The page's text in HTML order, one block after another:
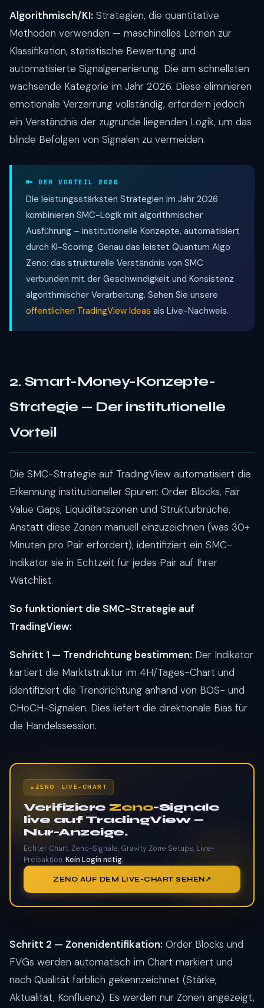
Algorithmisch/KI: Strategien, die quantitative
Methoden verwenden — maschinelles Lernen zur
Klassifikation, statistische Bewertung und
automatisierte Signalgenerierung. Die am schnellsten
wachsende Kategorie im Jahr 2026. Diese eliminieren
emotionale Verzerrung vollständig, erfordern jedoch
ein Verständnis der zugrunde liegenden Logik, um das
blinde Befolgen von Signalen zu vermeiden.
🔑 DER VORTEIL 2026
Die leistungsstärksten Strategien im Jahr 2026
kombinieren SMC-Logik mit algorithmischer
Ausführung – institutionelle Konzepte, automatisiert
durch KI-Scoring. Genau das leistet Quantum Algo
Zeno: das strukturelle Verständnis von SMC
verbunden mit der Geschwindigkeit und Konsistenz
algorithmischer Verarbeitung. Sehen Sie unsere
öffentlichen TradingView Ideas als Live-Nachweis.
2. Smart-Money-Konzepte-
Strategie — Der institutionelle
Vorteil
Die SMC-Strategie auf TradingView automatisiert die
Erkennung institutioneller Spuren: Order Blocks, Fair
Value Gaps, Liquiditätszonen und Strukturbrüche.
Anstatt diese Zonen manuell einzuzeichnen (was 30+
Minuten pro Pair erfordert), identifiziert ein SMC-
Indikator sie in Echtzeit für jedes Pair auf Ihrer
Watchlist.
So funktioniert die SMC-Strategie auf
TradingView:
Schritt 1 — Trendrichtung bestimmen: Der Indikator
kartiert die Marktstruktur im 4H/Tages-Chart und
identifiziert die Trendrichtung anhand von BOS- und
CHoCH-Signalen. Dies liefert die direktionale Bias für
die Handelssession.
ZENO · LIVE-CHART
Verifiziere Zeno-Signale
live auf TradingView —
Nur-Anzeige.
Echter Chart. Zeno-Signale, Gravity Zone Setups, Live-
Preisaktion.Kein Login nötig.
ZENO AUF DEM LIVE-CHART SEHEN
Schritt 2 — Zonenidentifikation: Order Blocks und
FVGs werden automatisch im Chart markiert und
nach Qualität farblich gekennzeichnet (Stärke,
Aktualität, Konfluenz). Es werden nur Zonen angezeigt,